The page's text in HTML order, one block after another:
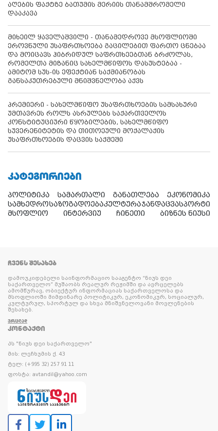
აღების ფაქტზე ბათუმის მერიის თანამშრომელი
დააკავა
მიხეილ ყაველაშვილი - თანამედროვე მსოფლიოში
ეროვნული უსაფრთხოება გაცილებით ფართო ცნებაა
და მოიცავს ჰიბრიდულ საფრთხეებთან ბრძოლას,
რომელთა მიზანიც სახელმწიფოს დასუსტებაა -
ამიტომ სუს-ის ეფექტიან საქმიანობას
განსაკუთრებული მნიშვნელობა აქვს
პრემიერი - სახელმწიფო უსაფრთხოების სამსახური
უმთავრეს როლს ასრულებს საქართველოს
კონსტიტუციური წყობილების, სახელმწიფო
სუვერენიტეტის და თითოეული მოქალაქის
უსაფრთხოების დაცვის საქმეში
ᲙᲐᲢᲔᲒᲝᲠᲘᲔᲑᲘ
პოლიტიკა სამართალი განათლება
ეკონომიკა
სამხედროსაზოგადოებაკულტურაჯანდაცვასპორტი
მსოფლიო
ინტერვიუ ჩინეთი ბიზნეს ნიუსი
ᲩᲕᲔᲜᲡ ᲨᲔᲡᲐᲮᲔᲑ
დამოუკიდებელი საინფორმაციო სააგენტო “ნიუს დეი
საქართველო” მუშაობს რეალურ რეჟიმში და ავრცელებს
ამომწურავ, ობიექტურ ინფორმაციას საქართველოსა და
მსოფლიოში მიმდინარე პოლიტიკურ, ეკონომიკურ, სოციალურ,
კულტურულ, სპორტულ და სხვა მნიშვნელოვანი მოვლენების
შესახებ.
ᲕᲠᲪᲚᲐᲓ
ᲙᲝᲜᲢᲐᲥᲢᲘ
პს "ნიუს დეი საქართველო"
მის: ლეჩხუმის ქ. 43
ტელ: (+995 32) 257 91 11
ფოსტა: avtandil@yahoo.com